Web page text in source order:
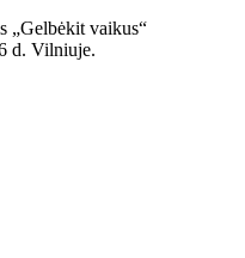
„Gelbėkit vaikus“
d. Vilniuje.